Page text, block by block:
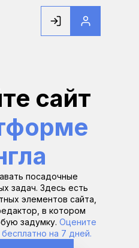
сайт
посадочные
задач. Здесь есть
элементов сайта,
в котором
задумку. Оцените
на 7 дней.